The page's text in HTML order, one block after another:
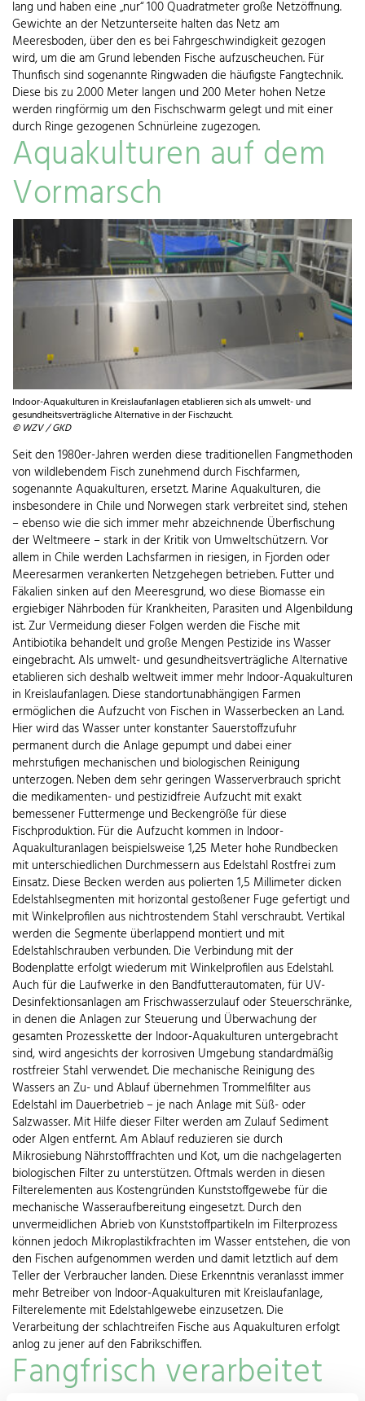
lang und haben eine „nur“ 100 Quadratmeter große Netzöffnung.
Gewichte an der Netzunterseite halten das Netz am
Meeresboden, über den es bei Fahrgeschwindigkeit gezogen
wird, um die am Grund lebenden Fische aufzuscheuchen. Für
Thunfisch sind sogenannte Ringwaden die häufigste Fangtechnik.
Diese bis zu 2.000 Meter langen und 200 Meter hohen Netze
werden ringförmig um den Fischschwarm gelegt und mit einer
durch Ringe gezogenen Schnürleine zugezogen.
Aquakulturen auf dem
Vormarsch
Indoor-Aquakulturen in Kreislaufanlagen etablieren sich als umwelt- und
gesundheitsverträgliche Alternative in der Fischzucht.
© WZV / GKD
Seit den 1980er-Jahren werden diese traditionellen Fangmethoden
von wildlebendem Fisch zunehmend durch Fischfarmen,
sogenannte Aquakulturen, ersetzt. Marine Aquakulturen, die
insbesondere in Chile und Norwegen stark verbreitet sind, stehen
– ebenso wie die sich immer mehr abzeichnende Überfischung
der Weltmeere – stark in der Kritik von Umweltschützern. Vor
allem in Chile werden Lachsfarmen in riesigen, in Fjorden oder
Meeresarmen verankerten Netzgehegen betrieben. Futter und
Fäkalien sinken auf den Meeresgrund, wo diese Biomasse ein
ergiebiger Nährboden für Krankheiten, Parasiten und Algenbildung
ist. Zur Vermeidung dieser Folgen werden die Fische mit
Antibiotika behandelt und große Mengen Pestizide ins Wasser
eingebracht. Als umwelt- und gesundheitsverträgliche Alternative
etablieren sich deshalb weltweit immer mehr Indoor-Aquakulturen
in Kreislaufanlagen. Diese standortunabhängigen Farmen
ermöglichen die Aufzucht von Fischen in Wasserbecken an Land.
Hier wird das Wasser unter konstanter Sauerstoffzufuhr
permanent durch die Anlage gepumpt und dabei einer
mehrstufigen mechanischen und biologischen Reinigung
unterzogen. Neben dem sehr geringen Wasserverbrauch spricht
die medikamenten- und pestizidfreie Aufzucht mit exakt
bemessener Futtermenge und Beckengröße für diese
Fischproduktion. Für die Aufzucht kommen in Indoor-
Aquakulturanlagen beispielsweise 1,25 Meter hohe Rundbecken
mit unterschiedlichen Durchmessern aus Edelstahl Rostfrei zum
Einsatz. Diese Becken werden aus polierten 1,5 Millimeter dicken
Edelstahlsegmenten mit horizontal gestoßener Fuge gefertigt und
mit Winkelprofilen aus nichtrostendem Stahl verschraubt. Vertikal
werden die Segmente überlappend montiert und mit
Edelstahlschrauben verbunden. Die Verbindung mit der
Bodenplatte erfolgt wiederum mit Winkelprofilen aus Edelstahl.
Auch für die Laufwerke in den Bandfutterautomaten, für UV-
Desinfektionsanlagen am Frischwasserzulauf oder Steuerschränke,
in denen die Anlagen zur Steuerung und Überwachung der
gesamten Prozesskette der Indoor-Aquakulturen untergebracht
sind, wird angesichts der korrosiven Umgebung standardmäßig
rostfreier Stahl verwendet. Die mechanische Reinigung des
Wassers an Zu- und Ablauf übernehmen Trommelfilter aus
Edelstahl im Dauerbetrieb – je nach Anlage mit Süß- oder
Salzwasser. Mit Hilfe dieser Filter werden am Zulauf Sediment
oder Algen entfernt. Am Ablauf reduzieren sie durch
Mikrosiebung Nährstofffrachten und Kot, um die nachgelagerten
biologischen Filter zu unterstützen. Oftmals werden in diesen
Filterelementen aus Kostengründen Kunststoffgewebe für die
mechanische Wasseraufbereitung eingesetzt. Durch den
unvermeidlichen Abrieb von Kunststoffpartikeln im Filterprozess
können jedoch Mikroplastikfrachten im Wasser entstehen, die von
den Fischen aufgenommen werden und damit letztlich auf dem
Teller der Verbraucher landen. Diese Erkenntnis veranlasst immer
mehr Betreiber von Indoor-Aquakulturen mit Kreislaufanlage,
Filterelemente mit Edelstahlgewebe einzusetzen. Die
Verarbeitung der schlachtreifen Fische aus Aquakulturen erfolgt
anlog zu jener auf den Fabrikschiffen.
Fangfrisch verarbeitet